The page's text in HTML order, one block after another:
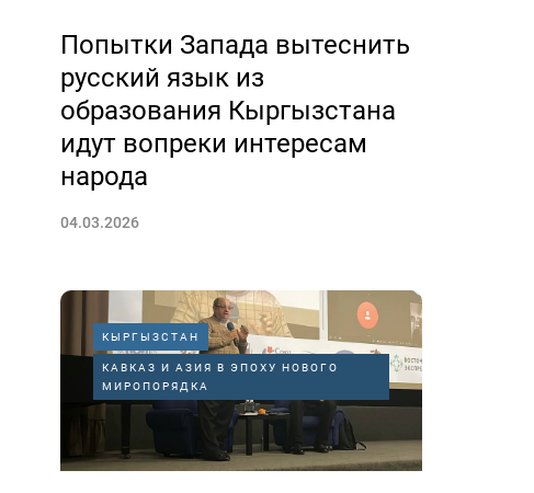
Попытки Запада вытеснить
русский язык из
образования Кыргызстана
идут вопреки интересам
народа
04.03.2026
КЫРГЫЗСТАН
КАВКАЗ И АЗИЯ В ЭПОХУ НОВОГО
МИРОПОРЯДКА